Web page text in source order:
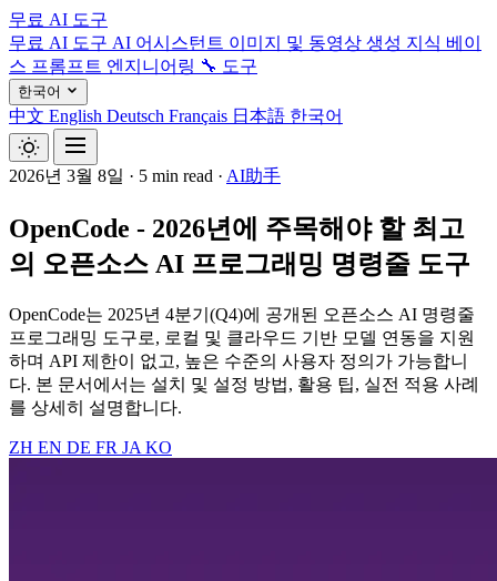
무료 AI 도구
무료 AI 도구 AI 어시스턴트 이미지 및 동영상 생성 지식 베이
스 프롬프트 엔지니어링 🔧 도구
한국어
中文 English Deutsch Français 日本語 한국어
2026년 3월 8일 · 5 min read · AI助手
OpenCode - 2026년에 주목해야 할 최고
의 오픈소스 AI 프로그래밍 명령줄 도구
OpenCode는 2025년 4분기(Q4)에 공개된 오픈소스 AI 명령줄
프로그래밍 도구로, 로컬 및 클라우드 기반 모델 연동을 지원
하며 API 제한이 없고, 높은 수준의 사용자 정의가 가능합니
다. 본 문서에서는 설치 및 설정 방법, 활용 팁, 실전 적용 사례
를 상세히 설명합니다.
ZH EN DE FR JA KO